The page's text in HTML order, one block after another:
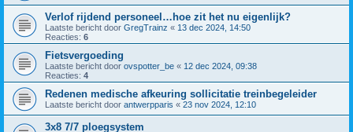
Verlof rijdend personeel…hoe zit het nu eigenlijk?
Laatste bericht door GregTrainz « 13 dec 2024, 14:50
Reacties: 6
Fietsvergoeding
Laatste bericht door ovspotter_be « 12 dec 2024, 09:38
Reacties: 4
Redenen medische afkeuring sollicitatie treinbegeleider
Laatste bericht door antwerpparis « 23 nov 2024, 12:10
3x8 7/7 ploegsystem